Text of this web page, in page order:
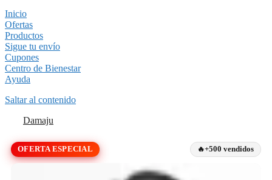
Inicio
Ofertas
Productos
Sigue tu envío
Cupones
Centro de Bienestar
Ayuda
Saltar al contenido
Damaju
OFERTA ESPECIAL +500 vendidos